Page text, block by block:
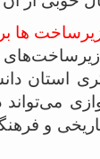
ها
استان
و